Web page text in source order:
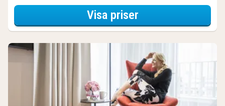
Visa priserför Båtturer &